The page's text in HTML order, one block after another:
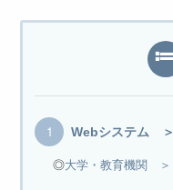
Webシステム ＞
◎大学・教育機関 ＞